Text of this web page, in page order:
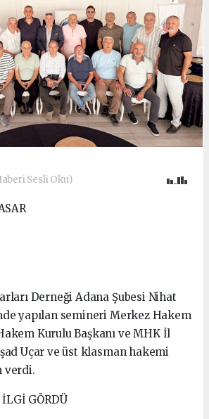
Sesli Oku)
Derneği Adana Şubesi Nihat
yapılan semineri Merkez Hakem
Kurulu Başkanı ve MHK İl
Uçar ve üst klasman hakemi
verdi.
İLGİ GÖRDÜ